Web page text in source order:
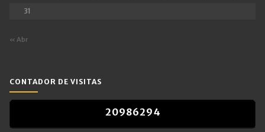
31
« Abr
CONTADOR DE VISITAS
20986294